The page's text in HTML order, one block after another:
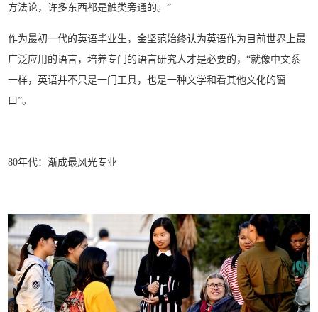
方法论，许多东西都是触类旁通的。”
作为最初一代的英语毕业生，金坚范始终认为英语作为目前世界上最
广泛应用的语言，培养专门的语言研究人才是必要的，“就像中文系
一样，英语并不只是一门工具，也是一种文学和看其他文化的窗
口”。
80年代：渐成最风光专业